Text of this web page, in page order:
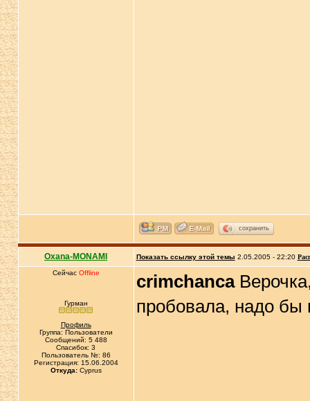
сохранить
Oxana-MONAMI Показать ссылку этой темы 2.05.2005 - 22:20
Сейчас Offline
Гурман
Профиль
Группа: Пользователи
Сообщений: 5 488
Спасибок: 3
Пользователь №: 86
Регистрация: 15.06.2004
Откуда:Cyprus
crimchanca
пробовала, надо бы